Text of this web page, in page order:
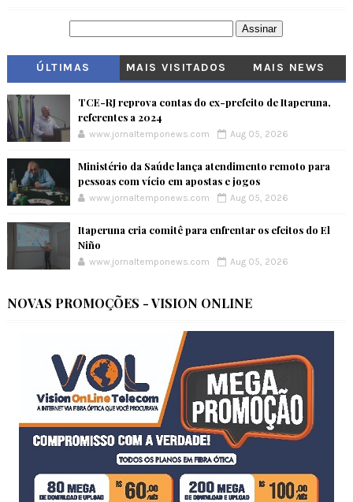
ÚLTIMAS MAIS VISITADOS MAIS NEWS
TCE-RJ reprova contas do ex-prefeito de Itaperuna,
referentes a 2024
www.jornaltemponews.com Aug 05, 2026
Ministério da Saúde lança atendimento remoto para
pessoas com vício em apostas e jogos
www.jornaltemponews.com Aug 05, 2026
Itaperuna cria comitê para enfrentar os efeitos do El
Niño
www.jornaltemponews.com Aug 05, 2026
NOVAS PROMOÇÕES - VISION ONLINE